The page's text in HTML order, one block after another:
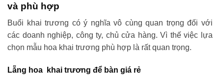
và phù hợp
Buổi khai trương có ý nghĩa vô cùng quan trọng đối với
các doanh nghiệp, công ty, chủ cửa hàng. Vì thế việc lựa
chọn mẫu hoa khai trương phù hợp là rất quan trọng.
Lẵng hoa khai trương để bàn giá rẻ